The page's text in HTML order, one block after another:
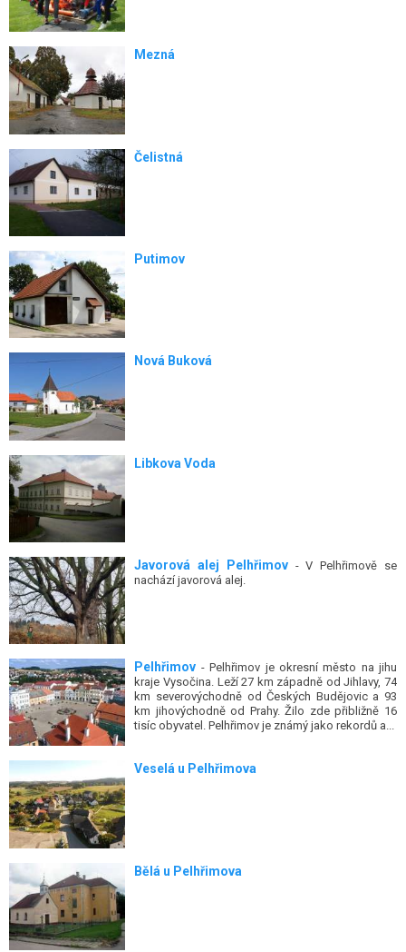
Mezná
Čelistná
Putimov
Nová Buková
Libkova Voda
Javorová alej Pelhřimov- V Pelhřimově se
nachází javorová alej.
Pelhřimov - Pelhřimov je okresní město na jihu
kraje Vysočina. Leží 27 km západně od Jihlavy, 74
km severovýchodně od Českých Budějovic a 93
km jihovýchodně od Prahy. Žilo zde přibližně 16
tisíc obyvatel. Pelhřimov je známý jako rekordů a...
Veselá u Pelhřimova
Bělá u Pelhřimova